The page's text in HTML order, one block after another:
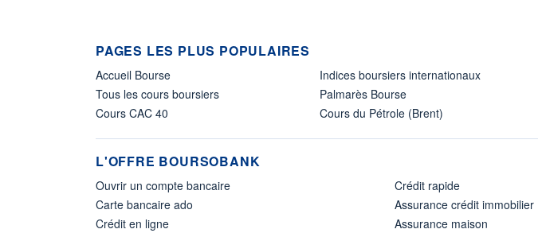
PAGES LES PLUS POPULAIRES
Accueil Bourse
Tous les cours boursiers
Cours CAC 40
Indices boursiers internationaux
Palmarès Bourse
Cours du Pétrole (Brent)
L'OFFRE BOURSOBANK
Ouvrir un compte bancaire
Carte bancaire ado
Crédit en ligne
Crédit rapide
Assurance crédit immobilier
Assurance maison